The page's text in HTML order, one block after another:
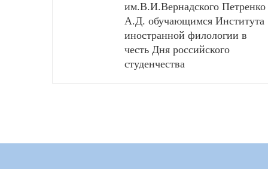
им.В.И.Вернадского Петренко
А.Д. обучающимся Института
иностранной филологии в
честь Дня российского
студенчества